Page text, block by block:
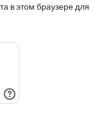
в этом браузере для